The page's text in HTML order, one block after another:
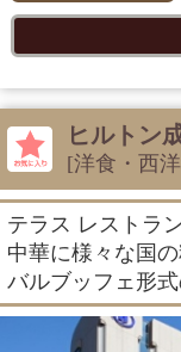
ヒルトン
[洋食・西
テラス レストラ
中華に様々な国
バルブッフェ形